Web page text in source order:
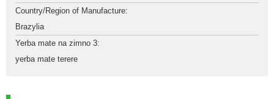
Country/Region of Manufacture:
Brazylia
Yerba mate na zimno 3:
yerba mate terere